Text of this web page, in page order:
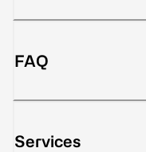
FAQ
Services